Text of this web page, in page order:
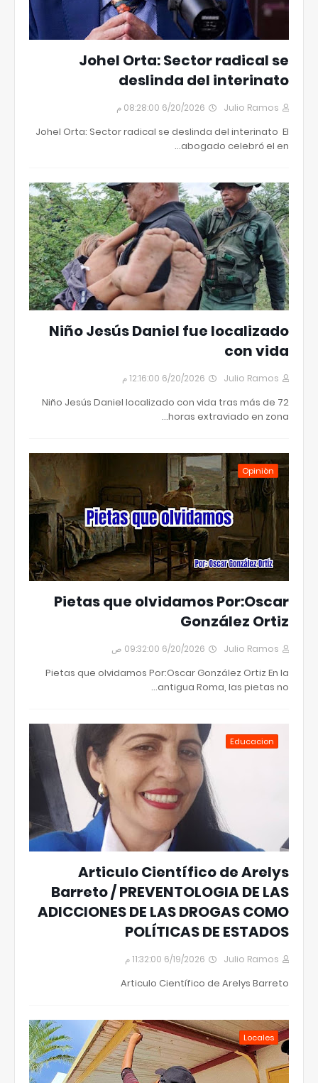
Johel Orta: Sector radical se
deslinda del interinato
Julio Ramos 6/20/2026 08:28:00 م
Johel Orta: Sector radical se deslinda del interinato El
abogado celebró el en…
Niño Jesús Daniel fue localizado
con vida
Julio Ramos 6/20/2026 12:16:00 م
Niño Jesús Daniel localizado con vida tras más de 72
horas extraviado en zona…
Opiniòn
Pietas que olvidamos Por:Oscar
González Ortiz
Julio Ramos 6/20/2026 09:32:00 ص
Pietas que olvidamos Por:Oscar González Ortiz En la
antigua Roma, las pietas no…
Educacion
Articulo Científico de Arelys
Barreto / PREVENTOLOGIA DE LAS
ADICCIONES DE LAS DROGAS COMO
POLÍTICAS DE ESTADOS
Julio Ramos 6/19/2026 11:32:00 م
Articulo Científico de Arelys Barreto
Locales